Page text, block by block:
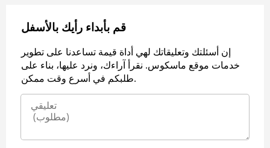
قم بأبداء رأيك بالأسفل
إن أسئلتك وتعليقاتك لهي أداة قيمة تساعدنا على تطوير
خدمات موقع ماسكوس. نقرأ آراءك، ونرد عليها، بناء على
طلبكم في أسرع وقت ممكن.